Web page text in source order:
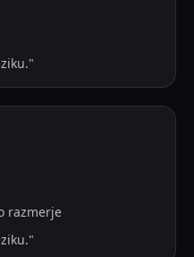
"
razmerje
"